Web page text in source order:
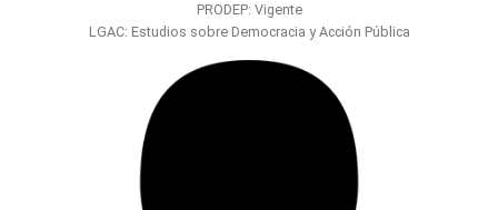
PRODEP: Vigente
LGAC: Estudios sobre Democracia y Acción Pública